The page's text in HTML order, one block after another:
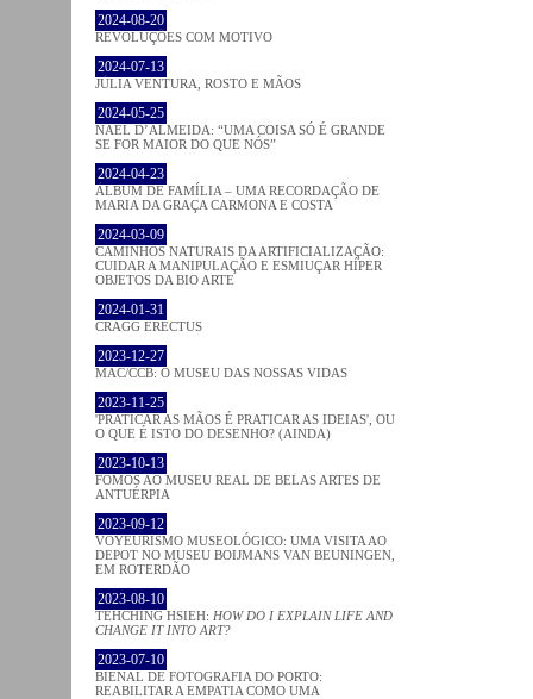
2024-08-20
REVOLUÇÕES COM MOTIVO
2024-07-13
JÚLIA VENTURA, ROSTO E MÃOS
2024-05-25
NAEL D’ALMEIDA: “UMA COISA SÓ É GRANDE
SE FOR MAIOR DO QUE NÓS”
2024-04-23
ÁLBUM DE FAMÍLIA – UMA RECORDAÇÃO DE
MARIA DA GRAÇA CARMONA E COSTA
2024-03-09
CAMINHOS NATURAIS DA ARTIFICIALIZAÇÃO:
CUIDAR A MANIPULAÇÃO E ESMIUÇAR HÍPER
OBJETOS DA BIO ARTE
2024-01-31
CRAGG ERECTUS
2023-12-27
MAC/CCB: O MUSEU DAS NOSSAS VIDAS
2023-11-25
'PRATICAR AS MÃOS É PRATICAR AS IDEIAS', OU
O QUE É ISTO DO DESENHO? (AINDA)
2023-10-13
FOMOS AO MUSEU REAL DE BELAS ARTES DE
ANTUÉRPIA
2023-09-12
VOYEURISMO MUSEOLÓGICO: UMA VISITA AO
DEPOT NO MUSEU BOIJMANS VAN BEUNINGEN,
EM ROTERDÃO
2023-08-10
TEHCHING HSIEH: HOW DO I EXPLAIN LIFE AND
CHANGE IT INTO ART?
2023-07-10
BIENAL DE FOTOGRAFIA DO PORTO:
REABILITAR A EMPATIA COMO UMA